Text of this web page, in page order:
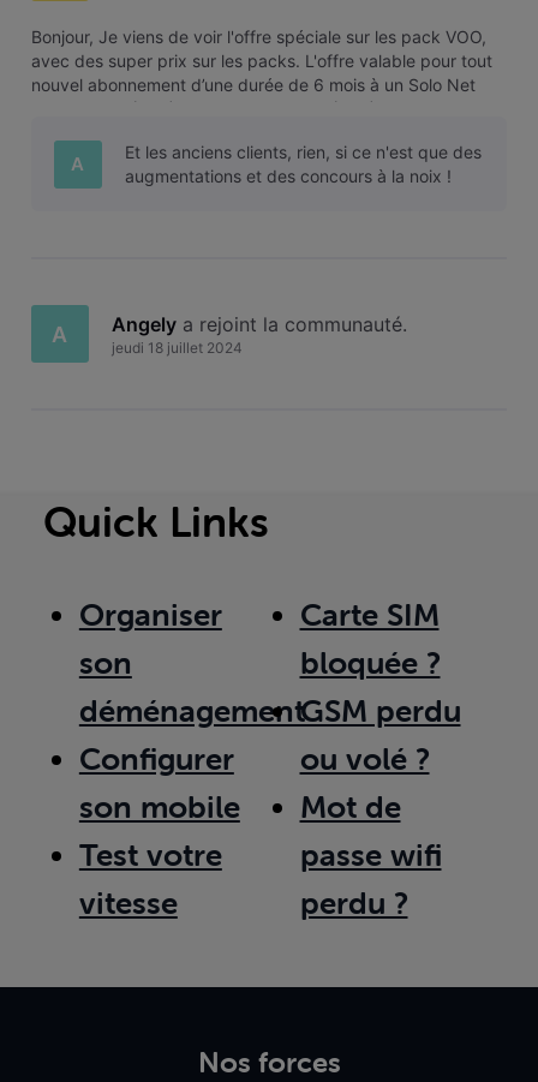
Bonjour, Je viens de voir l'offre spéciale sur les pack VOO,
avec des super prix sur les packs. L'offre valable pour tout
nouvel abonnement d’une durée de 6 mois à un Solo Net
Super Relax (40€) Solo Net Giga Max (56€) Duo Net Super
mois? je n
A
Et les anciens clients, rien, si ce n'est que des
augmentations et des concours à la noix !
A Angely a rejoint la communauté.
jeudi 18 juillet 2024
Quick Links
Organiser
son
déménagement
Configurer
son mobile
Test votre
vitesse
Carte SIM
bloquée ?
GSM perdu
ou volé ?
Mot de
passe wifi
perdu ?
Nos forces